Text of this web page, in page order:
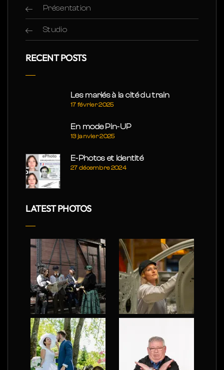
Présentation
Studio
RECENT POSTS
Les mariés à la cité du train
17 février 2025
En mode Pin-UP
13 janvier 2025
E-Photos et Identité
27 décembre 2024
LATEST PHOTOS